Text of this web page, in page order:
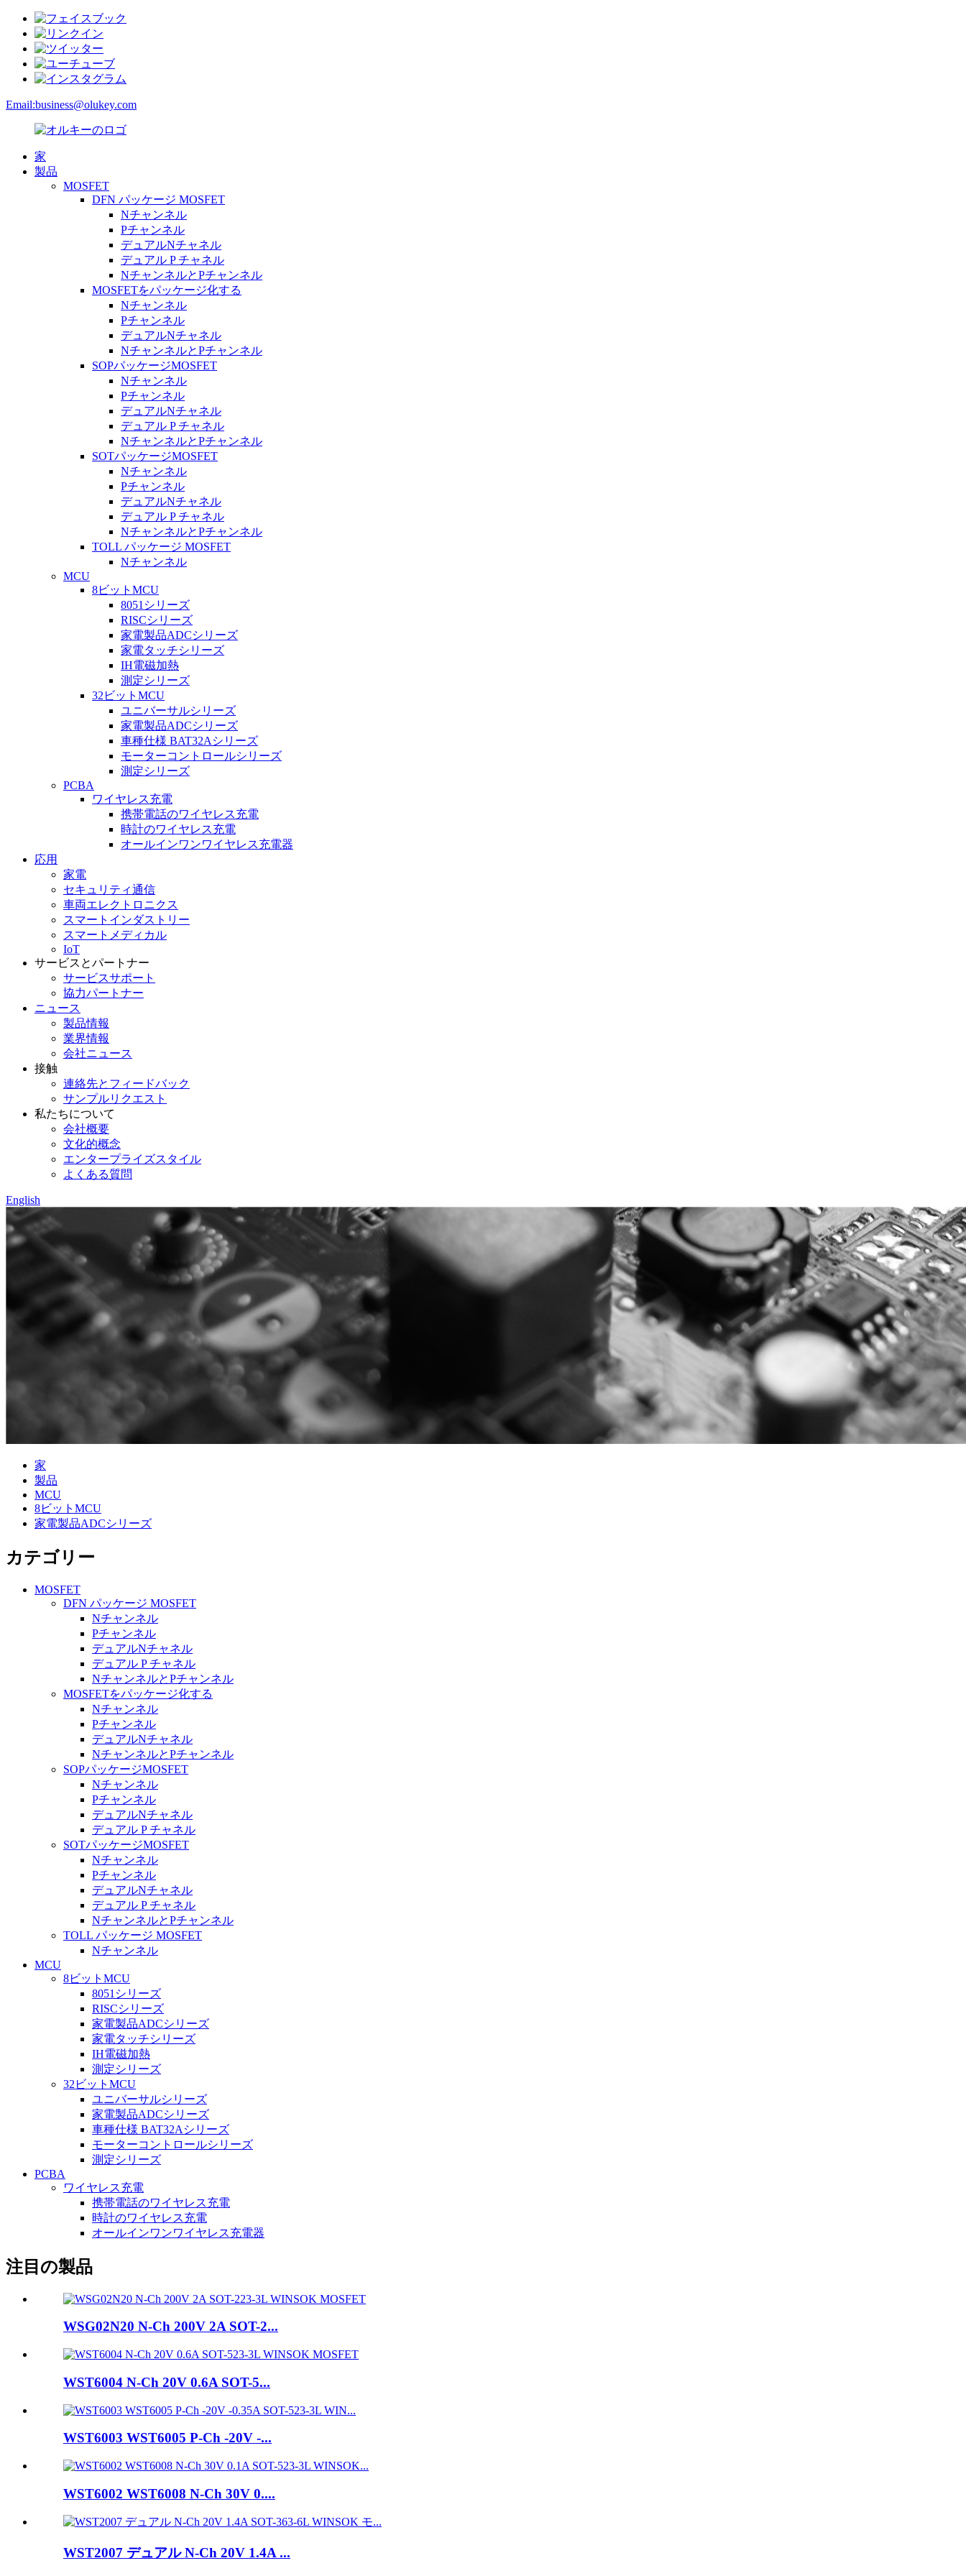
Email:business@olukey.com
家
製品
MOSFET
DFN パッケージ MOSFET
Nチャンネル
Pチャンネル
デュアルNチャネル
デュアル P チャネル
NチャンネルとPチャンネル
MOSFETをパッケージ化する
Nチャンネル
Pチャンネル
デュアルNチャネル
NチャンネルとPチャンネル
SOPパッケージMOSFET
Nチャンネル
Pチャンネル
デュアルNチャネル
デュアル P チャネル
NチャンネルとPチャンネル
SOTパッケージMOSFET
Nチャンネル
Pチャンネル
デュアルNチャネル
デュアル P チャネル
NチャンネルとPチャンネル
TOLL パッケージ MOSFET
Nチャンネル
MCU
8ビットMCU
8051シリーズ
RISCシリーズ
家電製品ADCシリーズ
家電タッチシリーズ
IH電磁加熱
測定シリーズ
32ビットMCU
ユニバーサルシリーズ
家電製品ADCシリーズ
車種仕様 BAT32Aシリーズ
モーターコントロールシリーズ
測定シリーズ
PCBA
ワイヤレス充電
携帯電話のワイヤレス充電
時計のワイヤレス充電
オールインワンワイヤレス充電器
応用
家電
セキュリティ通信
車両エレクトロニクス
スマートインダストリー
スマートメディカル
IoT
サービスとパートナー
サービスサポート
協力パートナー
ニュース
製品情報
業界情報
会社ニュース
接触
連絡先とフィードバック
サンプルリクエスト
私たちについて
会社概要
文化的概念
エンタープライズスタイル
よくある質問
English
家
製品
MCU
8ビットMCU
家電製品ADCシリーズ
カテゴリー
MOSFET
DFN パッケージ MOSFET
Nチャンネル
Pチャンネル
デュアルNチャネル
デュアル P チャネル
NチャンネルとPチャンネル
MOSFETをパッケージ化する
Nチャンネル
Pチャンネル
デュアルNチャネル
NチャンネルとPチャンネル
SOPパッケージMOSFET
Nチャンネル
Pチャンネル
デュアルNチャネル
デュアル P チャネル
SOTパッケージMOSFET
Nチャンネル
Pチャンネル
デュアルNチャネル
デュアル P チャネル
NチャンネルとPチャンネル
TOLL パッケージ MOSFET
Nチャンネル
MCU
8ビットMCU
8051シリーズ
RISCシリーズ
家電製品ADCシリーズ
家電タッチシリーズ
IH電磁加熱
測定シリーズ
32ビットMCU
ユニバーサルシリーズ
家電製品ADCシリーズ
車種仕様 BAT32Aシリーズ
モーターコントロールシリーズ
測定シリーズ
PCBA
ワイヤレス充電
携帯電話のワイヤレス充電
時計のワイヤレス充電
オールインワンワイヤレス充電器
注目の製品
WSG02N20 N-Ch 200V 2A SOT-2...
WST6004 N-Ch 20V 0.6A SOT-5...
WST6003 WST6005 P-Ch -20V -...
WST6002 WST6008 N-Ch 30V 0....
WST2007 デュアル N-Ch 20V 1.4A ...